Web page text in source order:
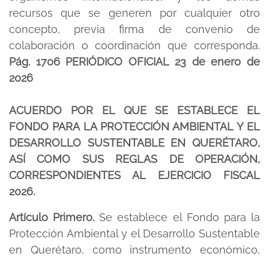
recursos que se generen por cualquier otro
concepto, previa firma de convenio de
colaboración o coordinación que corresponda.
Pág. 1706 PERIÓDICO OFICIAL 23 de enero de
2026
ACUERDO POR EL QUE SE ESTABLECE EL
FONDO PARA LA PROTECCIÓN AMBIENTAL Y EL
DESARROLLO SUSTENTABLE EN QUERÉTARO,
ASÍ COMO SUS REGLAS DE OPERACIÓN,
CORRESPONDIENTES AL EJERCICIO FISCAL
2026.
Artículo Primero. Se establece el Fondo para la
Protección Ambiental y el Desarrollo Sustentable
en Querétaro, como instrumento económico,